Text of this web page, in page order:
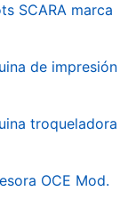
SCARA marca
de impresión
troqueladora
OCE Mod.